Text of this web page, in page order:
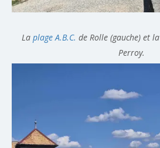
La plage A.B.C. de Rolle (gauche) et la
Perroy.